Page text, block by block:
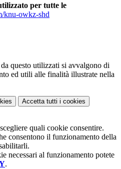
per tutte le
knu-owkz-shd
questo utilizzati si avvalgono di
ed utili alle finalità illustrate nella
Accetta tutti i cookies
quali cookie consentire.
consentono il funzionamento della
necessari al funzionamento potete
.